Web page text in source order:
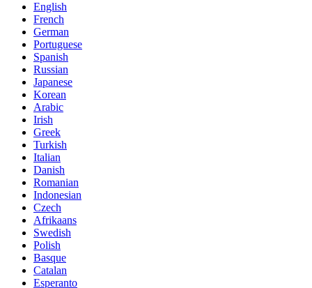
English
French
German
Portuguese
Spanish
Russian
Japanese
Korean
Arabic
Irish
Greek
Turkish
Italian
Danish
Romanian
Indonesian
Czech
Afrikaans
Swedish
Polish
Basque
Catalan
Esperanto